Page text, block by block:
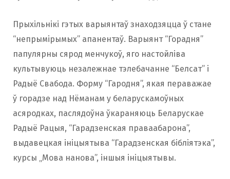
Прыхільнікі гэтых варыянтаў знаходзяцца ў стане
“непрымірымых” апанентаў. Варыянт “Горадня”
папулярны сярод менчукоў, яго настойліва
культывуюць незалежнае тэлебачанне “Белсат” і
Радыё Свабода. Форму “Гародня”, якая пераважае
ў горадзе над Нёманам у беларускамоўных
асяродках, паслядоўна ўкараняюць Беларускае
Радыё Рацыя, “Гарадзенская праваабарона”,
выдавецкая ініцыятыва “Гарадзенская бібліятэка”,
курсы „Мова нанова”, іншыя ініцыятывы.